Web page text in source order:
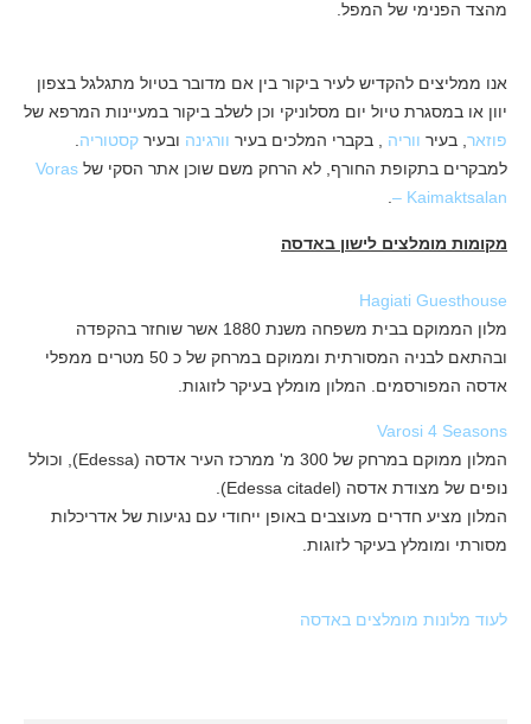
מהצד הפנימי של המפל.
אנו ממליצים להקדיש לעיר ביקור בין אם מדובר בטיול מתגלגל בצפון
יוון או במסגרת טיול יום מסלוניקי וכן לשלב ביקור במעיינות המרפא של
פוזאר, בעיר ווריה , בקברי המלכים בעיר וורגינה ובעיר קסטוריה.
למבקרים בתקופת החורף, לא הרחק משם שוכן אתר הסקי של Voras
– Kaimaktsalan
.
מקומות מומלצים לישון באדסה
Hagiati Guesthouse
מלון הממוקם בבית משפחה משנת 1880 אשר שוחזר בהקפדה
ובהתאם לבניה המסורתית וממוקם במרחק של כ 50 מטרים ממפלי
אדסה המפורסמים. המלון מומלץ בעיקר לזוגות.
Varosi 4 Seasons
המלון ממוקם במרחק של 300 מ' ממרכז העיר אדסה (Edessa), וכולל
נופים של מצודת אדסה (Edessa citadel).
המלון מציע חדרים מעוצבים באופן ייחודי עם נגיעות של אדריכלות
מסורתי ומומלץ בעיקר לזוגות.
לעוד מלונות מומלצים באדסה